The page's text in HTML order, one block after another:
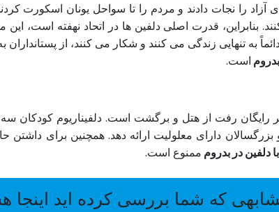
را نجات دادند و مردم را تا سواحل یونان اسکورت
بنابراین، قدرت اصلی دلفین ها در اتحاد نهفته
به تنهایی زندگی می کنند و شکار می کنند، از
است.
رایگان رفت از هتل و برگشت است. دلفیناریوم کودکان
دارای معلولیت ارائه دهد. همچنین برای
دلفین در بدروم ممنوع است.
که شما بررسی کرده اید اینجا